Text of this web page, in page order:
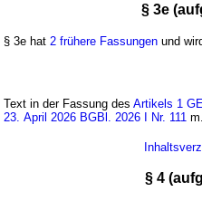
§ 3e
§ 3e hat 2 frühere Fassungen und
Text in der Fassung desArtikels 1
23. April 2026 BGBl. 2026 I Nr. 111
§ 4